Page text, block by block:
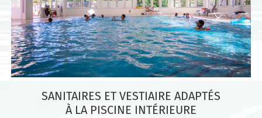
SANITAIRES ET VESTIAIRE ADAPTÉS
À LA PISCINE INTÉRIEURE